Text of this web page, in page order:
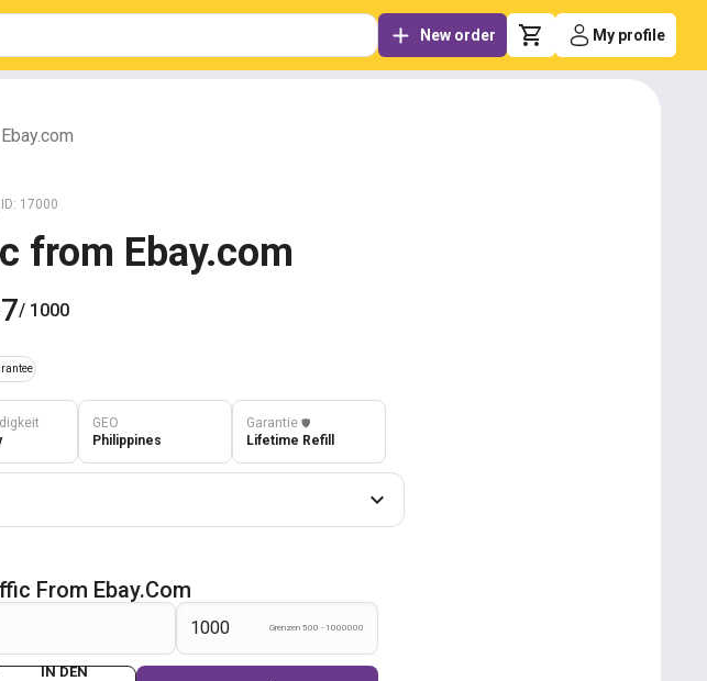
New order My profile
17000
from Ebay.com
/ 1000
GEO
Philippines
Garantie ️🛡️
Lifetime Refill
From Ebay.com
Grenzen 500 - 1000000
IN DEN